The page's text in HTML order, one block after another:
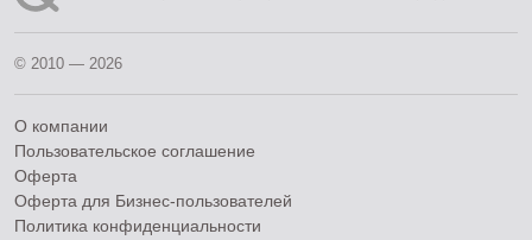
© 2010 — 2026
О компании
Пользовательское соглашение
Оферта
Оферта для Бизнес-пользователей
Политика конфиденциальности